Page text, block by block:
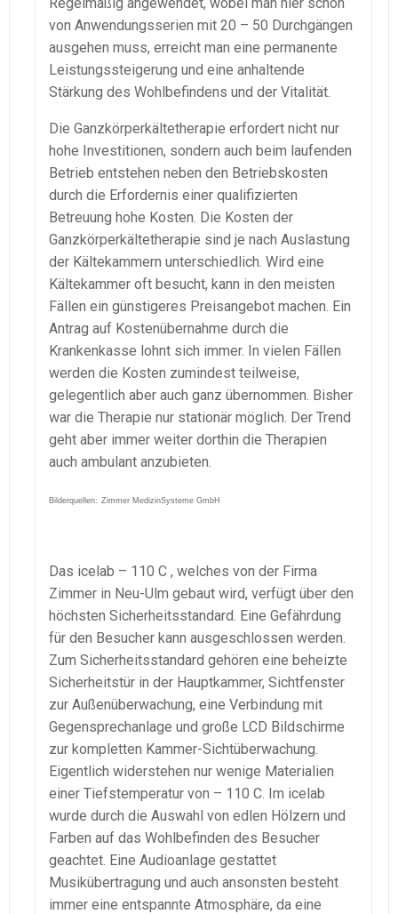
von Anwendungsserien mit 20 – 50 Durchgängen
ausgehen muss, erreicht man eine permanente
Leistungssteigerung und eine anhaltende
Stärkung des Wohlbefindens und der Vitalität.
Die Ganzkörperkältetherapie erfordert nicht nur
hohe Investitionen, sondern auch beim laufenden
Betrieb entstehen neben den Betriebskosten
durch die Erfordernis einer qualifizierten
Betreuung hohe Kosten. Die Kosten der
Ganzkörperkältetherapie sind je nach Auslastung
der Kältekammern unterschiedlich. Wird eine
Kältekammer oft besucht, kann in den meisten
Fällen ein günstigeres Preisangebot machen. Ein
Antrag auf Kostenübernahme durch die
Krankenkasse lohnt sich immer. In vielen Fällen
werden die Kosten zumindest teilweise,
gelegentlich aber auch ganz übernommen. Bisher
war die Therapie nur stationär möglich. Der Trend
geht aber immer weiter dorthin die Therapien
auch ambulant anzubieten.
Bilderquellen: Zimmer MedizinSysteme GmbH
Das icelab – 110 C , welches von der Firma
Zimmer in Neu-Ulm gebaut wird, verfügt über den
höchsten Sicherheitsstandard. Eine Gefährdung
für den Besucher kann ausgeschlossen werden.
Zum Sicherheitsstandard gehören eine beheizte
Sicherheitstür in der Hauptkammer, Sichtfenster
zur Außenüberwachung, eine Verbindung mit
Gegensprechanlage und große LCD Bildschirme
zur kompletten Kammer-Sichtüberwachung.
Eigentlich widerstehen nur wenige Materialien
einer Tiefstemperatur von – 110 C. Im icelab
wurde durch die Auswahl von edlen Hölzern und
Farben auf das Wohlbefinden des Besucher
geachtet. Eine Audioanlage gestattet
Musikübertragung und auch ansonsten besteht
immer eine entspannte Atmosphäre, da eine